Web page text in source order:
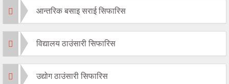
आन्तरिक बसाइ सराई सिफारिस
विद्यालय ठाउंसारी सिफारिस
उद्योग ठाउंसारी सिफारिस